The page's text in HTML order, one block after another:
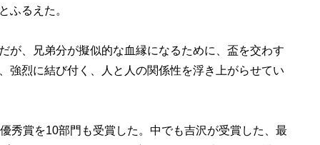
ふるえた。
、兄弟分が擬似的な血縁になるために、盃を交わす
強烈に結び付く、人と人の関係性を浮き上がらせてい
秀賞を10部門も受賞した。中でも吉沢が受賞した、最